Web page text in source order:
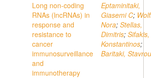
Long non-coding
RNAs (lncRNAs) in
response and
resistance to
cancer
immunosurveillance
and
immunotherapy
Eptaminitaki,
Giasemi C;
Nora; Stellas,
Dimitris; Sifakis,
Konstantinos;
Baritaki,